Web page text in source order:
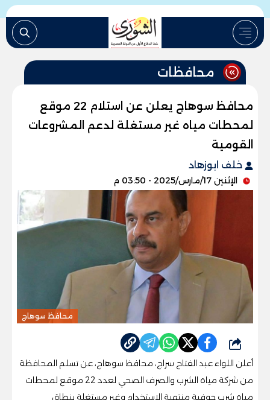
محافظات
محافظ سوهاج يعلن عن استلام 22 موقع
لمحطات مياه غير مستغلة لدعم المشروعات
القومية
خلف ابوزهاد
الإثنين 17/مارس/2025 - 03:50 م
محافظ سوهاج
شارك
أعلن اللواء عبد الفتاح سراج، محافظ سوهاج، عن تسلم المحافظة
من شركة مياه الشرب والصرف الصحي لعدد 22 موقع لمحطات
مياه شرب جوفية منتهية الاستخدام وغير مستغلة بنطاق